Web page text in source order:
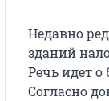
Недавно
зданий
Речь идет о
Согласно